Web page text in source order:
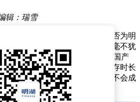
辑：瑞雪
国产新能源汽车，常被质疑是否为明
里，这个预算区间，多数人会毫不犹
品牌阵营。即便有人心怀支持国产
多顾虑萦绕：新势力车企的生存时长
打造豪华车型的实力，自己会不会成